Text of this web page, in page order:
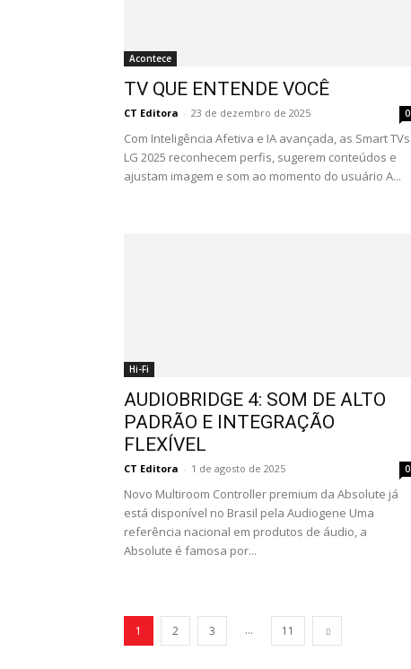
Acontece
TV QUE ENTENDE VOCÊ
CT Editora - 23 de dezembro de 2025 0
Com Inteligência Afetiva e IA avançada, as Smart TVs
LG 2025 reconhecem perfis, sugerem conteúdos e
ajustam imagem e som ao momento do usuário A...
Hi-Fi
AUDIOBRIDGE 4: SOM DE ALTO
PADRÃO E INTEGRAÇÃO
FLEXÍVEL
CT Editora - 1 de agosto de 2025 0
Novo Multiroom Controller premium da Absolute já
está disponível no Brasil pela Audiogene Uma
referência nacional em produtos de áudio, a
Absolute é famosa por...
1 2 3 ... 11